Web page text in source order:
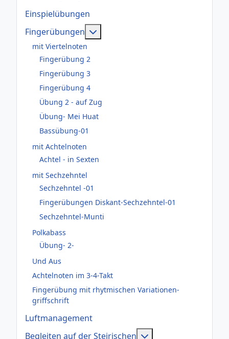
Einspielübungen
Fingerübungen
mit Viertelnoten
Fingerübung 2
Fingerübung 3
Fingerübung 4
Übung 2 - auf Zug
Übung- Mei Huat
Bassübung-01
mit Achtelnoten
Achtel - in Sexten
mit Sechzehntel
Sechzehntel -01
Fingerübungen Diskant-Sechzehntel-01
Sechzehntel-Munti
Polkabass
Übung- 2-
Und Aus
Achtelnoten im 3-4-Takt
Fingerübung mit rhytmischen Variationen-
griffschrift
Luftmanagement
Begleiten auf der Steirischen